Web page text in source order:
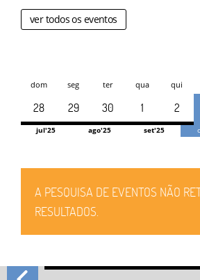
ver todos os eventos
dom seg ter qua qui
28 29 30 1 2
jul'25 ago'25 set'25
A PESQUISA DE EVENTOS NÃO
RESULTADOS.